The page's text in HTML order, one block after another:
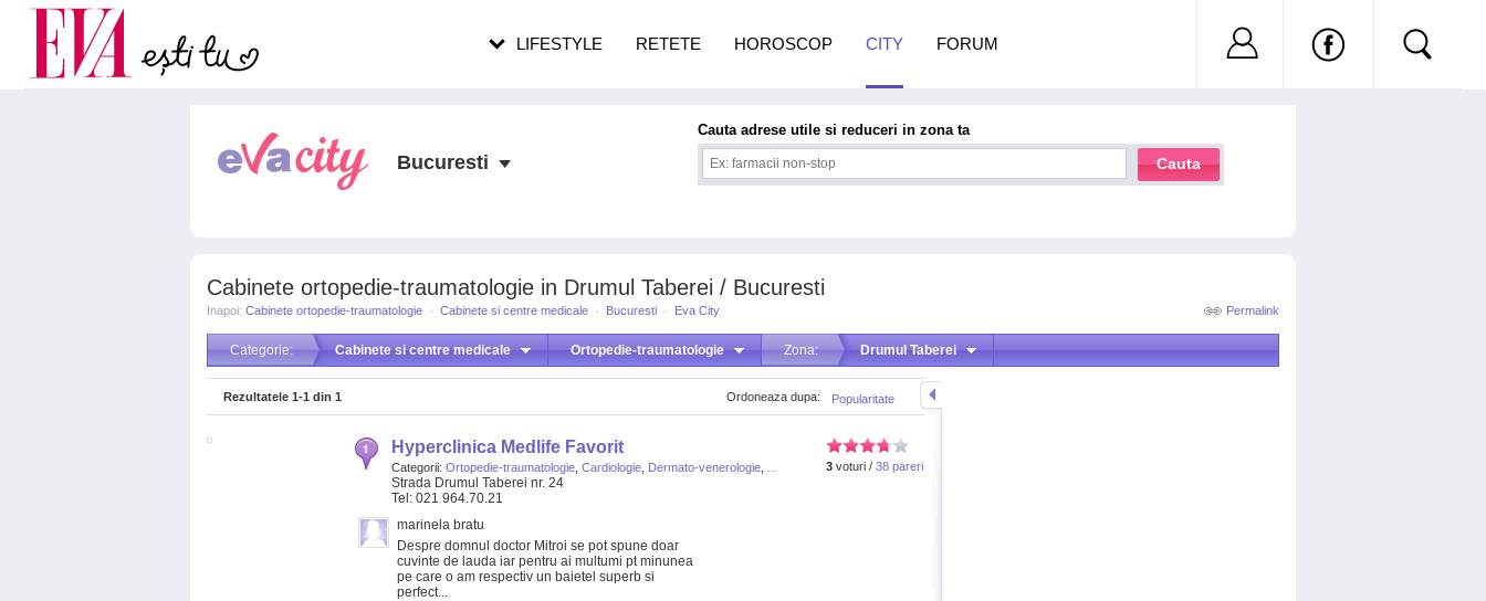
Cabinete ortopedie-traumatologie in Drumul Taberei / Bucuresti
Permalink
Inapoi: Cabinete ortopedie-traumatologie · Cabinete si centre medicale · Bucuresti · Eva City
Categorie: Cabinete si centre medicale Ortopedie-traumatologie Zona: Drumul Taberei
Popularitate
Ordoneaza dupa:
Rezultatele 1-1 din 1
3 voturi / 38 pareri
Hyperclinica Medlife Favorit
Categorii: Ortopedie-traumatologie Cardiologie Dermato-venerologie
Strada Drumul Taberei nr. 24
Tel: 021 964.70.21
marinela bratu
Despre domnul doctor Mitroi se pot spune doar
cuvinte de lauda iar pentru ai multumi pt minunea
pe care o am respectiv un baietel superb si
perfect...
Bucuresti
Cauta adrese utile si reduceri in zona ta
Cauta
LIFESTYLE RETETE HOROSCOP CITY FORUM Nu ai cont?
Carieră
Actualitate